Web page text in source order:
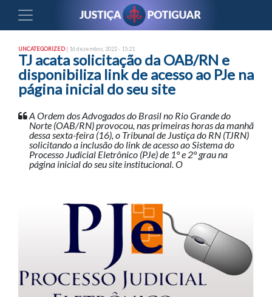
UNCATEGORIZED| 16 dezembro, 2022 - 15:21
TJ acata solicitação da OAB/RN e
disponibiliza link de acesso ao PJe na
página inicial do seu site
A Ordem dos Advogados do Brasil no Rio Grande do
Norte (OAB/RN) provocou, nas primeiras horas da manhã
dessa sexta-feira (16), o Tribunal de Justiça do RN (TJRN)
solicitando a inclusão do link de acesso ao Sistema do
Processo Judicial Eletrônico (PJe) de 1° e 2° grau na
página inicial do seu site institucional. O